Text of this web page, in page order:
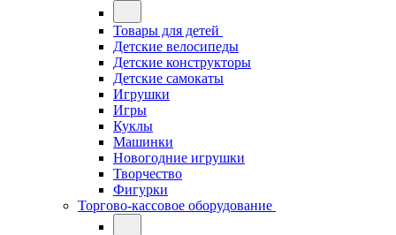
Товары для детей
Детские велосипеды
Детские конструкторы
Детские самокаты
Игрушки
Игры
Куклы
Машинки
Новогодние игрушки
Творчество
Фигурки
Торгово-кассовое оборудование